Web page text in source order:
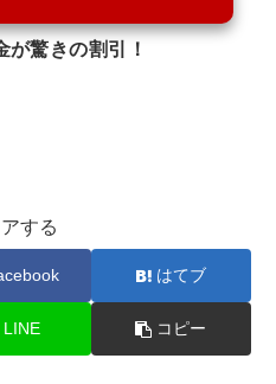
が驚きの割引！
する
はてブ
LINE コピー